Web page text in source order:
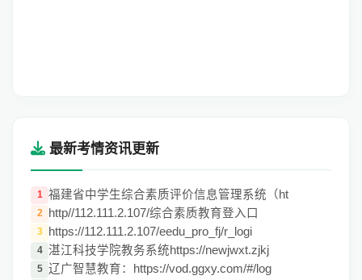
最新考情资讯更新
1 福建省中学生综合素质评价信息管理系统（ht
2 http//112.111.2.107/综合素质教育登入口
3 https://112.111.2.107/eedu_pro_fj/r_logi
4 湛江科技学院教务系统https://newjwxt.zjkj
5 辽广智慧教育：https://vod.ggxy.com/#/log